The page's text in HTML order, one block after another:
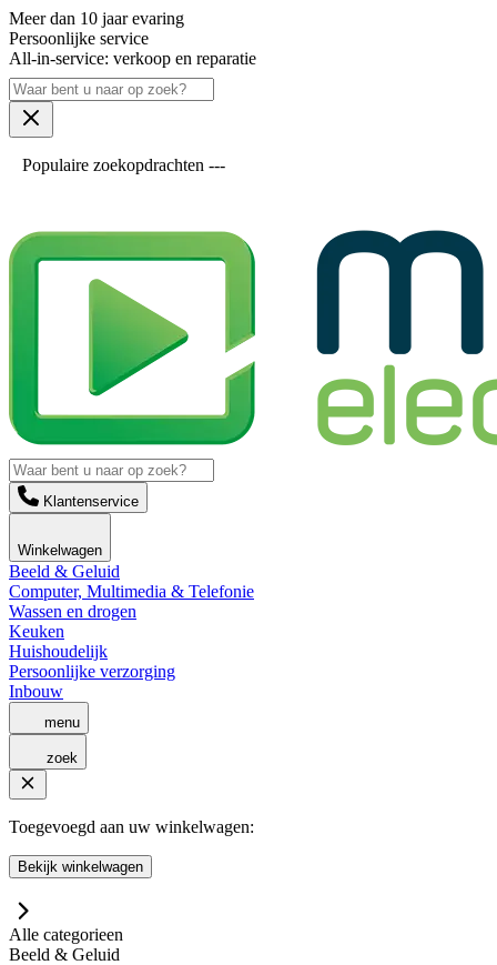
Meer dan 10 jaar evaring
Persoonlijke service
All-in-service: verkoop en reparatie
Populaire zoekopdrachten ---
Klantenservice
Winkelwagen
Beeld & Geluid
Computer, Multimedia & Telefonie
Wassen en drogen
Keuken
Huishoudelijk
Persoonlijke verzorging
Inbouw
menu
zoek
Toegevoegd aan uw winkelwagen:
Bekijk winkelwagen
Alle categorieen
Beeld & Geluid